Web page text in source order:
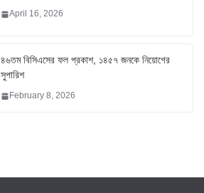
April 16, 2026
৪৬তম বিসিএসের ফল প্রকাশ, ১৪৫৭ জনকে নিয়োগের
সুপারিশ
February 8, 2026